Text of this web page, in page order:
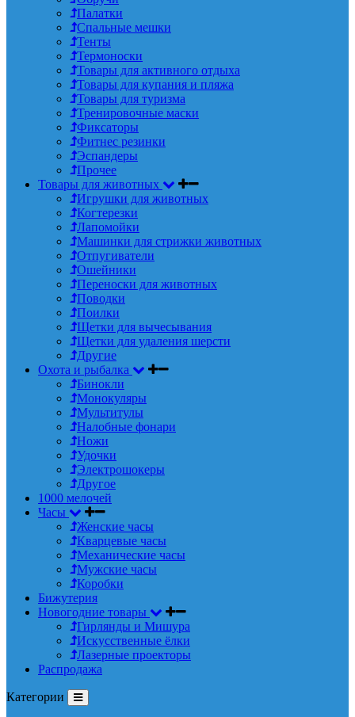
Палатки
Спальные мешки
Тенты
Термоноски
Товары для активного отдыха
Товары для купания и пляжа
Товары для туризма
Тренировочные маски
Фиксаторы
Фитнес резинки
Эспандеры
Прочее
Товары для животных
Игрушки для животных
Когтерезки
Лапомойки
Машинки для стрижки животных
Отпугиватели
Ошейники
Переноски для животных
Поводки
Поилки
Щетки для вычесывания
Щетки для удаления шерсти
Другие
Охота и рыбалка
Бинокли
Монокуляры
Мультитулы
Налобные фонари
Ножи
Удочки
Электрошокеры
Другое
1000 мелочей
Часы
Женские часы
Кварцевые часы
Механические часы
Мужские часы
Коробки
Бижутерия
Новогодние товары
Гирлянды и Мишура
Искусственные ёлки
Лазерные проекторы
Распродажа
Категории